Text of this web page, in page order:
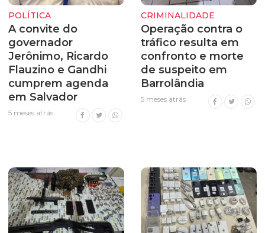
POLÍTICA
A convite do
governador
Jerônimo, Ricardo
Flauzino e Gandhi
cumprem agenda
em Salvador
5 meses atrás
CRIMINALIDADE
Operação contra o
tráfico resulta em
confronto e morte
de suspeito em
Barrolândia
5 meses atrás